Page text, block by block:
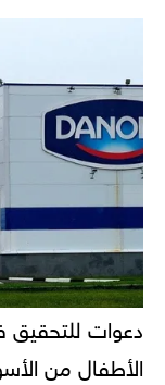
دعوات
الأطفال من